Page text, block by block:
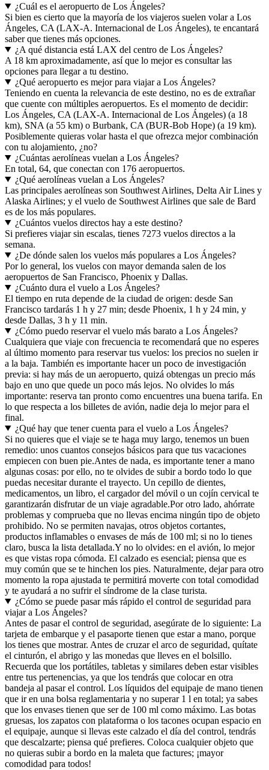
¿Cuál es el aeropuerto de Los Ángeles?
Si bien es cierto que la mayoría de los viajeros suelen volar a Los
Ángeles, CA (LAX-A. Internacional de Los Ángeles), te encantará
saber que tienes más opciones.
¿A qué distancia está LAX del centro de Los Ángeles?
A 18 km aproximadamente, así que lo mejor es consultar las
opciones para llegar a tu destino.
¿Qué aeropuerto es mejor para viajar a Los Ángeles?
Teniendo en cuenta la relevancia de este destino, no es de extrañar
que cuente con múltiples aeropuertos. Es el momento de decidir:
Los Ángeles, CA (LAX-A. Internacional de Los Ángeles) (a 18
km), SNA (a 55 km) o Burbank, CA (BUR-Bob Hope) (a 19 km).
Posiblemente quieras volar hasta el que ofrezca mejor combinación
con tu alojamiento, ¿no?
¿Cuántas aerolíneas vuelan a Los Ángeles?
En total, 64, que conectan con 176 aeropuertos.
¿Qué aerolíneas vuelan a Los Ángeles?
Las principales aerolíneas son Southwest Airlines, Delta Air Lines y
Alaska Airlines; y el vuelo de Southwest Airlines que sale de Bard
es de los más populares.
¿Cuántos vuelos directos hay a este destino?
Si prefieres viajar sin escalas, tienes 7273 vuelos directos a la
semana.
¿De dónde salen los vuelos más populares a Los Ángeles?
Por lo general, los vuelos con mayor demanda salen de los
aeropuertos de San Francisco, Phoenix y Dallas.
¿Cuánto dura el vuelo a Los Ángeles?
El tiempo en ruta depende de la ciudad de origen: desde San
Francisco tardarás 1 h y 27 min; desde Phoenix, 1 h y 24 min, y
desde Dallas, 3 h y 11 min.
¿Cómo puedo reservar el vuelo más barato a Los Ángeles?
Cualquiera que viaje con frecuencia te recomendará que no esperes
al último momento para reservar tus vuelos: los precios no suelen ir
a la baja. También es importante hacer un poco de investigación
previa: si hay más de un aeropuerto, quizá obtengas un precio más
bajo en uno que quede un poco más lejos. No olvides lo más
importante: reserva tan pronto como encuentres una buena tarifa. En
lo que respecta a los billetes de avión, nadie deja lo mejor para el
final.
¿Qué hay que tener cuenta para el vuelo a Los Ángeles?
Si no quieres que el viaje se te haga muy largo, tenemos un buen
remedio: unos cuantos consejos básicos para que tus vacaciones
empiecen con buen pie.Antes de nada, es importante tener a mano
algunas cosas: por ello, no te olvides de subir a bordo todo lo que
puedas necesitar durante el trayecto. Un cepillo de dientes,
medicamentos, un libro, el cargador del móvil o un cojín cervical te
garantizarán disfrutar de un viaje agradable.Por otro lado, ahórrate
problemas y comprueba que no llevas encima ningún tipo de objeto
prohibido. No se permiten navajas, otros objetos cortantes,
productos inflamables o envases de más de 100 ml; si no lo tienes
claro, busca la lista detallada.Y no lo olvides: en el avión, lo mejor
es que vistas ropa cómoda. El calzado es esencial; piensa que es
muy común que se te hinchen los pies. Naturalmente, dejar para otro
momento la ropa ajustada te permitirá moverte con total comodidad
y te ayudará a no sufrir el síndrome de la clase turista.
¿Cómo se puede pasar más rápido el control de seguridad para
viajar a Los Ángeles?
Antes de pasar el control de seguridad, asegúrate de lo siguiente: La
tarjeta de embarque y el pasaporte tienen que estar a mano, porque
los tienes que mostrar. Antes de cruzar el arco de seguridad, quítate
el cinturón, el abrigo y las monedas que lleves en el bolsillo.
Recuerda que los portátiles, tabletas y similares deben estar visibles
entre tus pertenencias, ya que los tendrás que colocar en otra
bandeja al pasar el control. Los líquidos del equipaje de mano tienen
que ir en una bolsa reglamentaria y no superar 1 l en total; ya sabes
que los envases tienen que ser de 100 ml como máximo. Las botas
gruesas, los zapatos con plataforma o los tacones ocupan espacio en
el equipaje, aunque si llevas este calzado el día del control, tendrás
que descalzarte; piensa qué prefieres. Coloca cualquier objeto que
no quieras subir a bordo en la maleta que factures; ¡mayor
comodidad para todos!